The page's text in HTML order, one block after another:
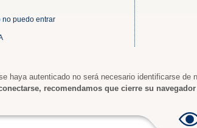
no puedo entrar
haya autenticado no será necesario identificarse de
recomendamos que cierre su